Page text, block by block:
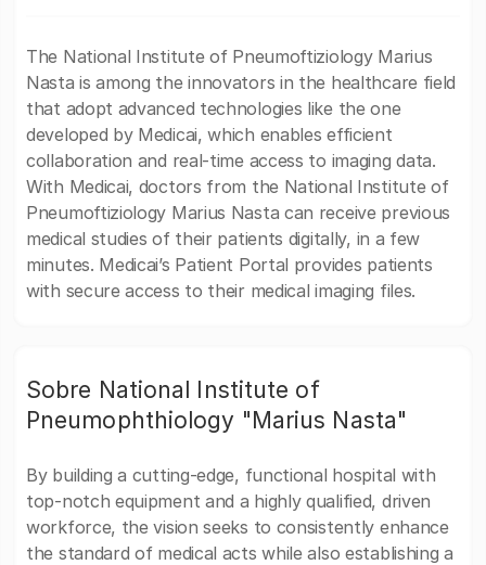
The National Institute of Pneumoftiziology Marius
Nasta is among the innovators in the healthcare field
that adopt advanced technologies like the one
developed by Medicai, which enables efficient
collaboration and real-time access to imaging data.
With Medicai, doctors from the National Institute of
Pneumoftiziology Marius Nasta can receive previous
medical studies of their patients digitally, in a few
minutes. Medicai’s Patient Portal provides patients
with secure access to their medical imaging files.
Sobre National Institute of
Pneumophthiology "Marius Nasta"
By building a cutting-edge, functional hospital with
top-notch equipment and a highly qualified, driven
workforce, the vision seeks to consistently enhance
the standard of medical acts while also establishing a